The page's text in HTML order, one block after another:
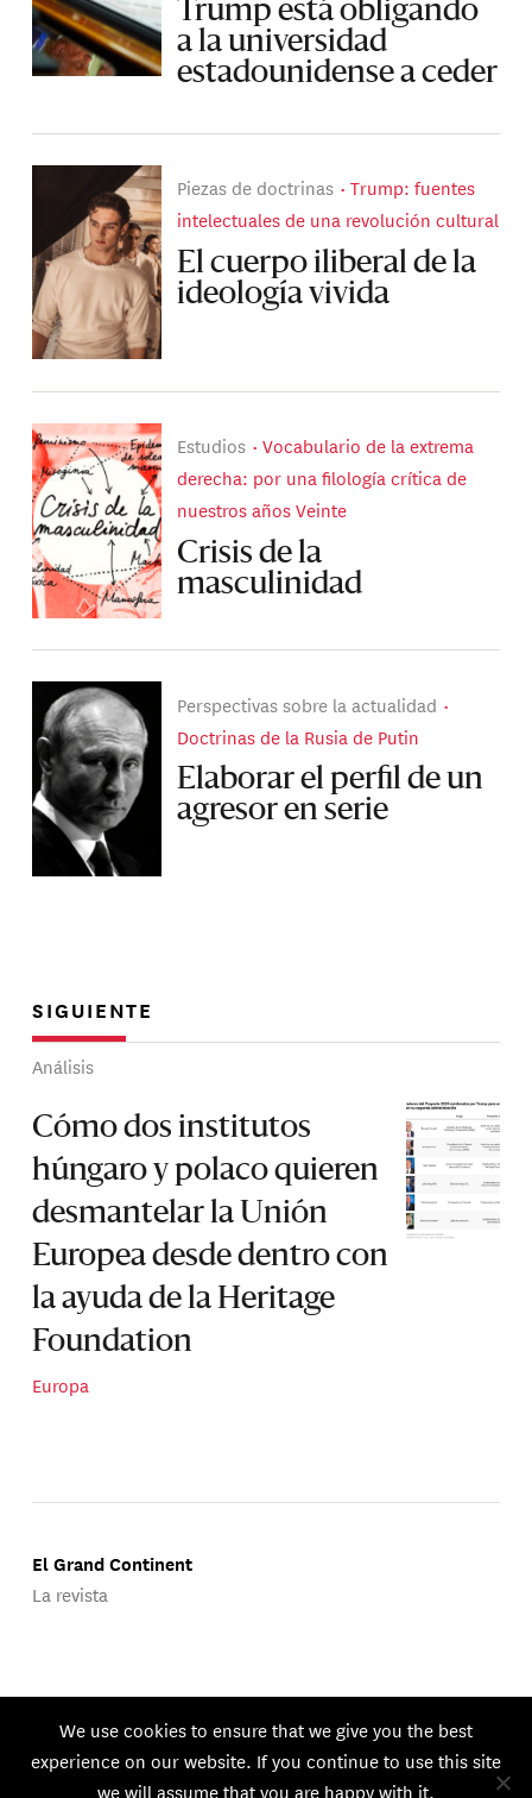
Trump está obligando
a la universidad
estadounidense a ceder
Piezas de doctrinas
Trump: fuentes
intelectuales de una revolución cultural
El cuerpo iliberal de la
ideología vivida
Estudios
Vocabulario de la extrema
derecha: por una filología crítica de
nuestros años Veinte
Crisis de la
masculinidad
Perspectivas sobre la actualidad
Doctrinas de la Rusia de Putin
Elaborar el perfil de un
agresor en serie
SIGUIENTE
Análisis
Cómo dos institutos
húngaro y polaco quieren
desmantelar la Unión
Europea desde dentro con
la ayuda de la Heritage
Foundation
Europa
El Grand Continent
La revista
© 2026 GEG. Todos los derechos reservados.
We use cookies to ensure that we give you the best
experience on our website. If you continue to use this site
we will assume that you are happy with it.